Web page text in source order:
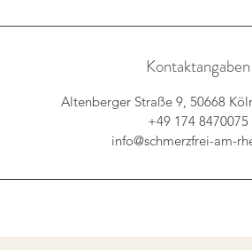
Kontaktangaben
Altenberger Straße 9, 50668
+49 174 8470075
info@schmerzfrei-am-